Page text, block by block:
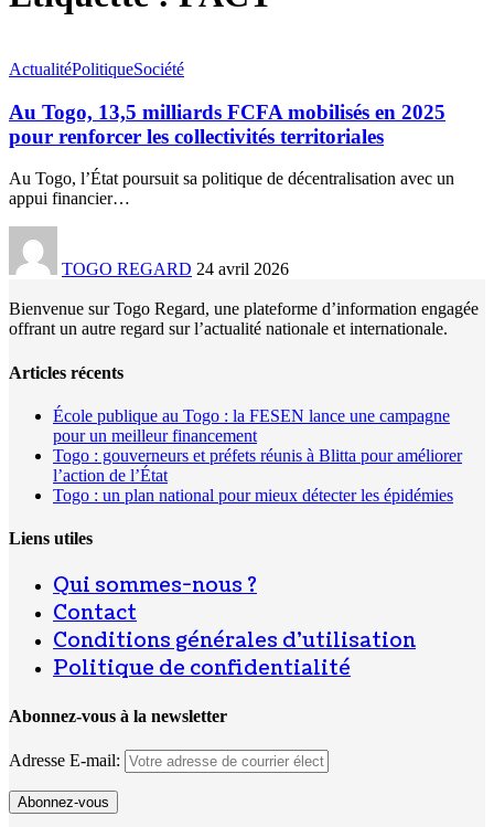
ActualitéPolitiqueSociété
Au Togo, 13,5 milliards FCFA mobilisés en 2025
pour renforcer les collectivités territoriales
Au Togo, l’État poursuit sa politique de décentralisation avec un
appui financier…
TOGO REGARD 24 avril 2026
Bienvenue sur Togo Regard, une plateforme d’information engagée
offrant un autre regard sur l’actualité nationale et internationale.
Articles récents
École publique au Togo : la FESEN lance une campagne
pour un meilleur financement
Togo : gouverneurs et préfets réunis à Blitta pour améliorer
l’action de l’État
Togo : un plan national pour mieux détecter les épidémies
Liens utiles
Qui sommes-nous ?
Contact
Conditions générales d’utilisation
Politique de confidentialité
Abonnez-vous à la newsletter
Adresse E-mail: